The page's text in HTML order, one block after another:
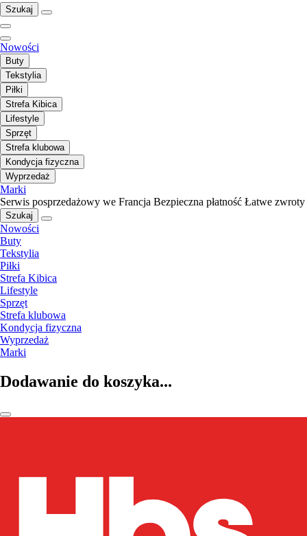
Szukaj
Nowości
Buty
Tekstylia
Piłki
Strefa Kibica
Lifestyle
Sprzęt
Strefa klubowa
Kondycja fizyczna
Wyprzedaż
Marki
Serwis posprzedażowy we Francja Bezpieczna płatność Łatwe zwroty
Szukaj
Nowości
Buty
Tekstylia
Piłki
Strefa Kibica
Lifestyle
Sprzęt
Strefa klubowa
Kondycja fizyczna
Wyprzedaż
Marki
Dodawanie do koszyka...